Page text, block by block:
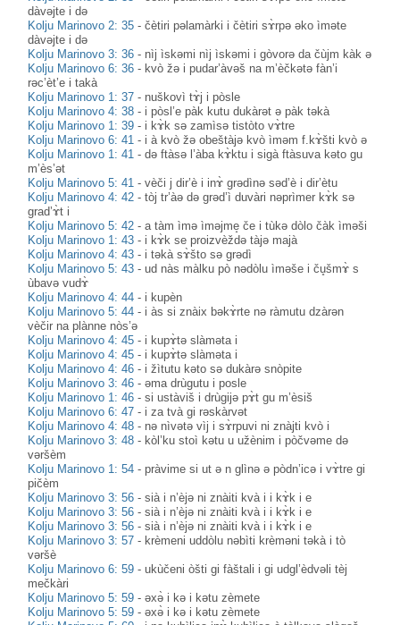
dàvəjte i də
Kolju Marinovo 2: 35 -čètiri pəlamàrki i čètiri sɤ̀rpə əko ìməte
dàvəjte i də
Kolju Marinovo 3: 36 - nìj ìskəmi nìj ìskəmi i gòvorə da čùjm kàk ə
Kolju Marinovo 6: 36 - kvò žə i pudar’àvəš na m’èčkətə fàn’i
rəc’èt’e i takà
Kolju Marinovo 1: 37 - nuškovì tɤ̀j i pòsle
Kolju Marinovo 4: 38 - i pòsl’e pàk kutu dukàrət ə pàk təkà
Kolju Marinovo 1: 39 - i kɤ̀k sə zamìsə tistòto vɤ̀tre
Kolju Marinovo 6: 41 - i à kvò žə obeštàjə kvò ìməm f.kɤ̀šti kvò ə
Kolju Marinovo 1: 41 -də ftàsə l’àba kɤ̀ktu i sigà ftàsuva kəto gu
m’ès’ət
Kolju Marinovo 5: 41 -vèči j dir’è i inɤ̀ grədìnə səd’è i dir’ètu
Kolju Marinovo 4: 42 -tòj tr’àə də grəd’ì duvàri nəprìmer kɤ̀k sə
grad’ɤ̀t i
Kolju Marinovo 5: 42 -a tàm ìmə ìməjme̝ če i tùkə dòlo čàk ìməši
Kolju Marinovo 1: 43 - i kɤ̀k se proizvèždə tàjə majà
Kolju Marinovo 4: 43 - i təkà sɤ̀što sə grədì
Kolju Marinovo 5: 43 -ud nàs màlku pò nədòlu ìməše i ču̥šmɤ̀ s
ùbavə vudɤ̀
Kolju Marinovo 4: 44 - i kupèn
Kolju Marinovo 5: 44 - i às si znàix bəkɤ̀rte nə ràmutu dzàrən
vèčir na plànne nòs’ə
Kolju Marinovo 4: 45 - i kupɤ̀tə slàməta i
Kolju Marinovo 4: 45 - i kupɤ̀tə slàməta i
Kolju Marinovo 4: 46 - i žìtutu kəto sə dukàrə snòpite
Kolju Marinovo 3: 46 -əma drùgutu i posle
Kolju Marinovo 1: 46 -si ustàviš i drùgijə pɤ̀t gu m’èsiš
Kolju Marinovo 6: 47 - i za tvà gi rəskàrvət
Kolju Marinovo 4: 48 - nə nìvətə vìj i sɤ̀rpuvi ni znàjti kvò i
Kolju Marinovo 3: 48 - kòl’ku stoì kətu u užènim i pòčvəme də
vəršèm
Kolju Marinovo 1: 54 -pràvime si ut ə n glìnə ə pòdn’icə i vɤ̀tre gi
pičèm
Kolju Marinovo 3: 56 -sià i n’èjə ni znàiti kvà i i kɤ̀k i e
Kolju Marinovo 3: 56 -sià i n’èjə ni znàiti kvà i i kɤ̀k i e
Kolju Marinovo 3: 56 -sià i n’èjə ni znàiti kvà i i kɤ̀k i e
Kolju Marinovo 3: 57 - krèmeni uddòlu nəbìti krèməni təkà i tò
vəršè
Kolju Marinovo 6: 59 -ukùčeni òšti gi fàštali i gi udgl’èdvəli tèj
mečkàri
Kolju Marinovo 5: 59 -əxə̀ i kə i kətu zèmete
Kolju Marinovo 5: 59 -əxə̀ i kə i kətu zèmete